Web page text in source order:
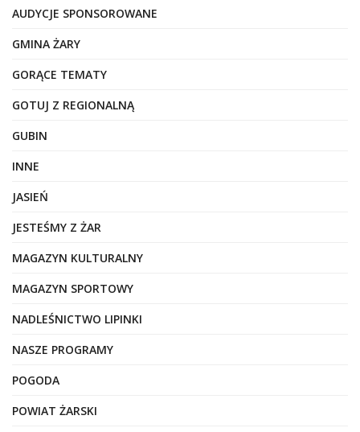
AUDYCJE SPONSOROWANE
GMINA ŻARY
GORĄCE TEMATY
GOTUJ Z REGIONALNĄ
GUBIN
INNE
JASIEŃ
JESTEŚMY Z ŻAR
MAGAZYN KULTURALNY
MAGAZYN SPORTOWY
NADLEŚNICTWO LIPINKI
NASZE PROGRAMY
POGODA
POWIAT ŻARSKI